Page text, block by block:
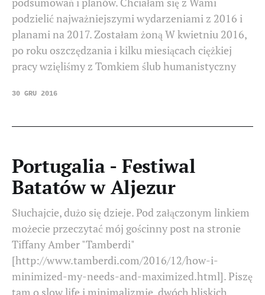
podzielić najważniejszymi wydarzeniami z 2016 i
planami na 2017. Zostałam żoną W kwietniu 2016,
po roku oszczędzania i kilku miesiącach ciężkiej
pracy wzięliśmy z Tomkiem ślub humanistyczny
30 GRU 2016
Portugalia - Festiwal
Batatów w Aljezur
Słuchajcie, dużo się dzieje. Pod załączonym linkiem
możecie przeczytać mój gościnny post na stronie
Tiffany Amber "Tamberdi"
[http://www.tamberdi.com/2016/12/how-i-
minimized-my-needs-and-maximized.html]. Piszę
tam o slow life i minimalizmie, dwóch bliskich